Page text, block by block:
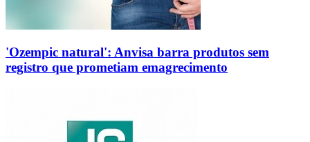
'Ozempic natural': Anvisa barra produtos sem
registro que prometiam emagrecimento